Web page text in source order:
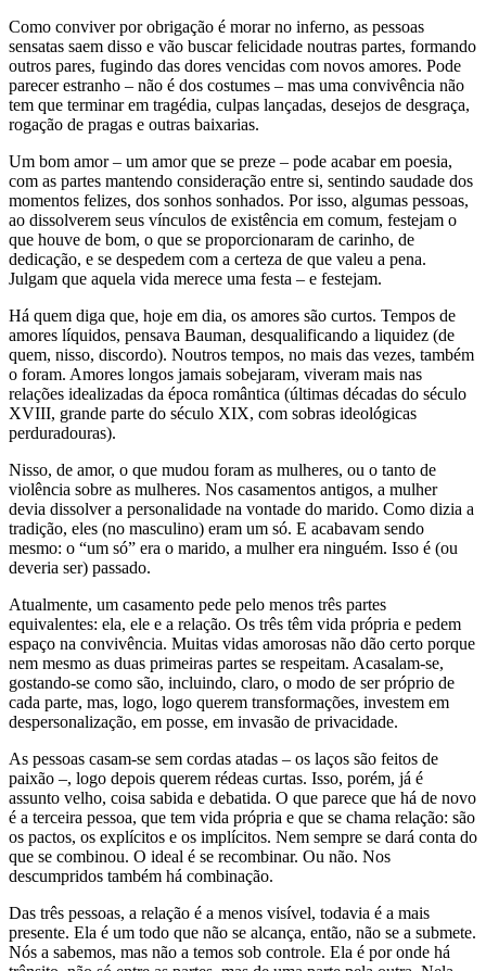
Como conviver por obrigação é morar no inferno, as pessoas
sensatas saem disso e vão buscar felicidade noutras partes, formando
outros pares, fugindo das dores vencidas com novos amores. Pode
parecer estranho – não é dos costumes – mas uma convivência não
tem que terminar em tragédia, culpas lançadas, desejos de desgraça,
rogação de pragas e outras baixarias.
Um bom amor – um amor que se preze – pode acabar em poesia,
com as partes mantendo consideração entre si, sentindo saudade dos
momentos felizes, dos sonhos sonhados. Por isso, algumas pessoas,
ao dissolverem seus vínculos de existência em comum, festejam o
que houve de bom, o que se proporcionaram de carinho, de
dedicação, e se despedem com a certeza de que valeu a pena.
Julgam que aquela vida merece uma festa – e festejam.
Há quem diga que, hoje em dia, os amores são curtos. Tempos de
amores líquidos, pensava Bauman, desqualificando a liquidez (de
quem, nisso, discordo). Noutros tempos, no mais das vezes, também
o foram. Amores longos jamais sobejaram, viveram mais nas
relações idealizadas da época romântica (últimas décadas do século
XVIII, grande parte do século XIX, com sobras ideológicas
perduradouras).
Nisso, de amor, o que mudou foram as mulheres, ou o tanto de
violência sobre as mulheres. Nos casamentos antigos, a mulher
devia dissolver a personalidade na vontade do marido. Como dizia a
tradição, eles (no masculino) eram um só. E acabavam sendo
mesmo: o “um só” era o marido, a mulher era ninguém. Isso é (ou
deveria ser) passado.
Atualmente, um casamento pede pelo menos três partes
equivalentes: ela, ele e a relação. Os três têm vida própria e pedem
espaço na convivência. Muitas vidas amorosas não dão certo porque
nem mesmo as duas primeiras partes se respeitam. Acasalam-se,
gostando-se como são, incluindo, claro, o modo de ser próprio de
cada parte, mas, logo, logo querem transformações, investem em
despersonalização, em posse, em invasão de privacidade.
As pessoas casam-se sem cordas atadas – os laços são feitos de
paixão –, logo depois querem rédeas curtas. Isso, porém, já é
assunto velho, coisa sabida e debatida. O que parece que há de novo
é a terceira pessoa, que tem vida própria e que se chama relação: são
os pactos, os explícitos e os implícitos. Nem sempre se dará conta do
que se combinou. O ideal é se recombinar. Ou não. Nos
descumpridos também há combinação.
Das três pessoas, a relação é a menos visível, todavia é a mais
presente. Ela é um todo que não se alcança, então, não se a submete.
Nós a sabemos, mas não a temos sob controle. Ela é por onde há